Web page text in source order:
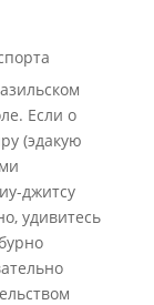
Если о
(эдакую
джитсу
удивитесь